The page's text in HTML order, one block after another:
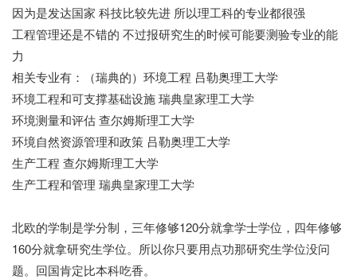
因为是发达国家 科技比较先进 所以理工科的专业都很强
工程管理还是不错的 不过报研究生的时候可能要测验专业的能
力
相关专业有：（瑞典的）环境工程 吕勒奥理工大学
环境工程和可支撑基础设施 瑞典皇家理工大学
环境测量和评估 查尔姆斯理工大学
环境自然资源管理和政策 吕勒奥理工大学
生产工程 查尔姆斯理工大学
生产工程和管理 瑞典皇家理工大学
北欧的学制是学分制，三年修够120分就拿学士学位，四年修够
160分就拿研究生学位。所以你只要用点功那研究生学位没问
题。回国肯定比本科吃香。